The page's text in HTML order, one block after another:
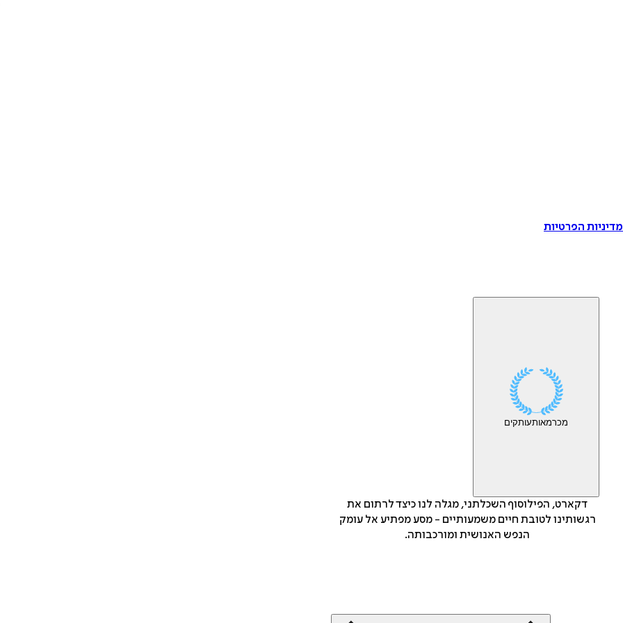
הפרטיות
מכרמאותעותקים
דקארט, הפילוסוף השכלתני, מגלה לנו כיצד לרתום את
רגשותינו לטובת חיים משמעותיים - מסע מפתיע אל עומק
הנפש האנושית ומורכבותה.